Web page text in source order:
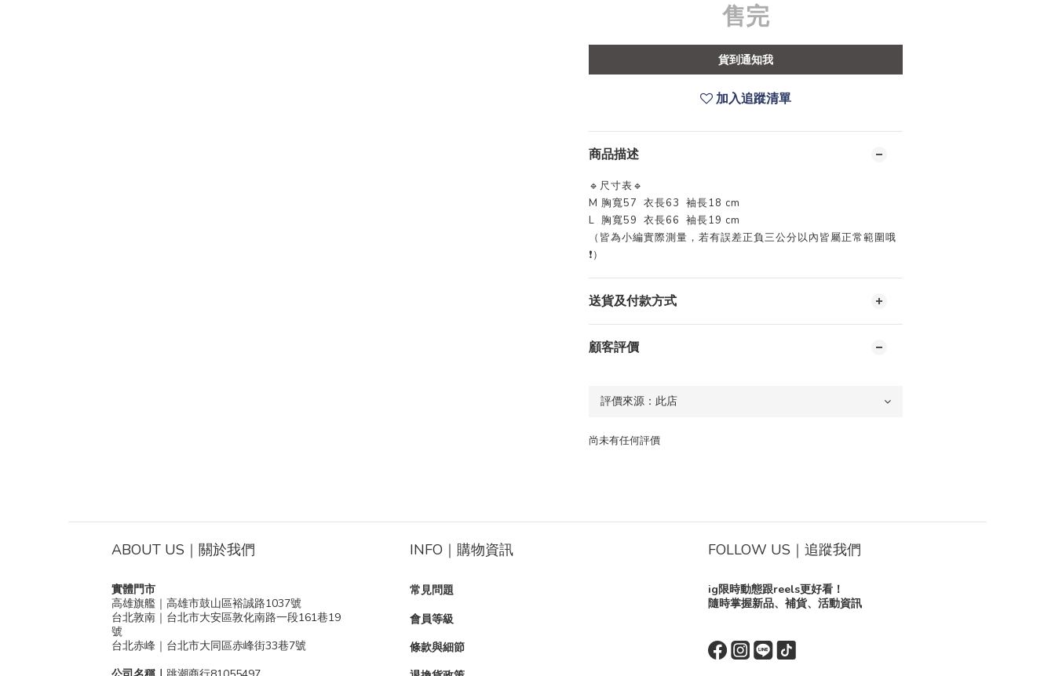
售完
貨到通知我
加入追蹤清單
商品描述
🔹尺寸表🔹
M 胸寬57 衣長63 袖長18 cm
L 胸寬59 衣長66 袖長19 cm
（皆為小編實際測量，若有誤差正負三公分以內皆屬正常範圍哦
❗️）
送貨及付款方式
顧客評價
尚未有任何評價
ABOUT US｜關於我們
實體門市
高雄旗艦｜高雄市鼓山區裕誠路1037號
台北敦南｜台北市大安區敦化南路一段161巷19
號
台北赤峰｜台北市大同區赤峰街33巷7號
INFO｜購物資訊
常見問題
會員等級
條款與細節
FOLLOW US｜追蹤我們
ig限時動態跟reels更好看！
隨時掌握新品、補貨、活動資訊